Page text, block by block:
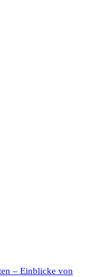
– Einblicke von